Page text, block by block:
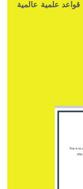
علمية عالمية